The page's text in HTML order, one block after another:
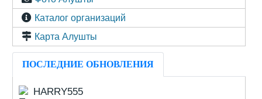
Каталог организаций
Карта Алушты
ПОСЛЕДНИЕ ОБНОВЛЕНИЯ
HARRY555